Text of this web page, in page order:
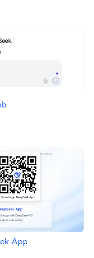
App